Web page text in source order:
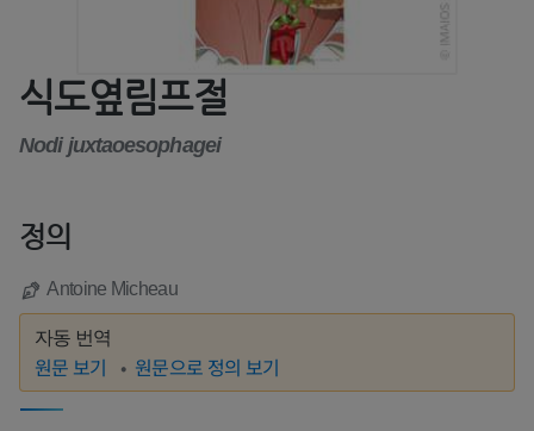
식도옆림프절
Nodi juxtaoesophagei
정의
Antoine Micheau
자동 번역
원문 보기 원문으로 정의 보기